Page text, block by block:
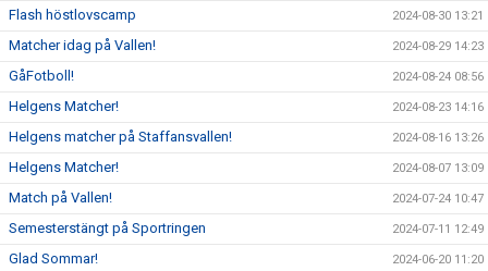
Flash höstlovscamp 2024-08-30 13:21
Matcher idag på Vallen! 2024-08-29 14:23
GåFotboll! 2024-08-24 08:56
Helgens Matcher! 2024-08-23 14:16
Helgens matcher på Staffansvallen! 2024-08-16 13:26
Helgens Matcher! 2024-08-07 13:09
Match på Vallen! 2024-07-24 10:47
Semesterstängt på Sportringen 2024-07-11 12:49
Glad Sommar! 2024-06-20 11:20